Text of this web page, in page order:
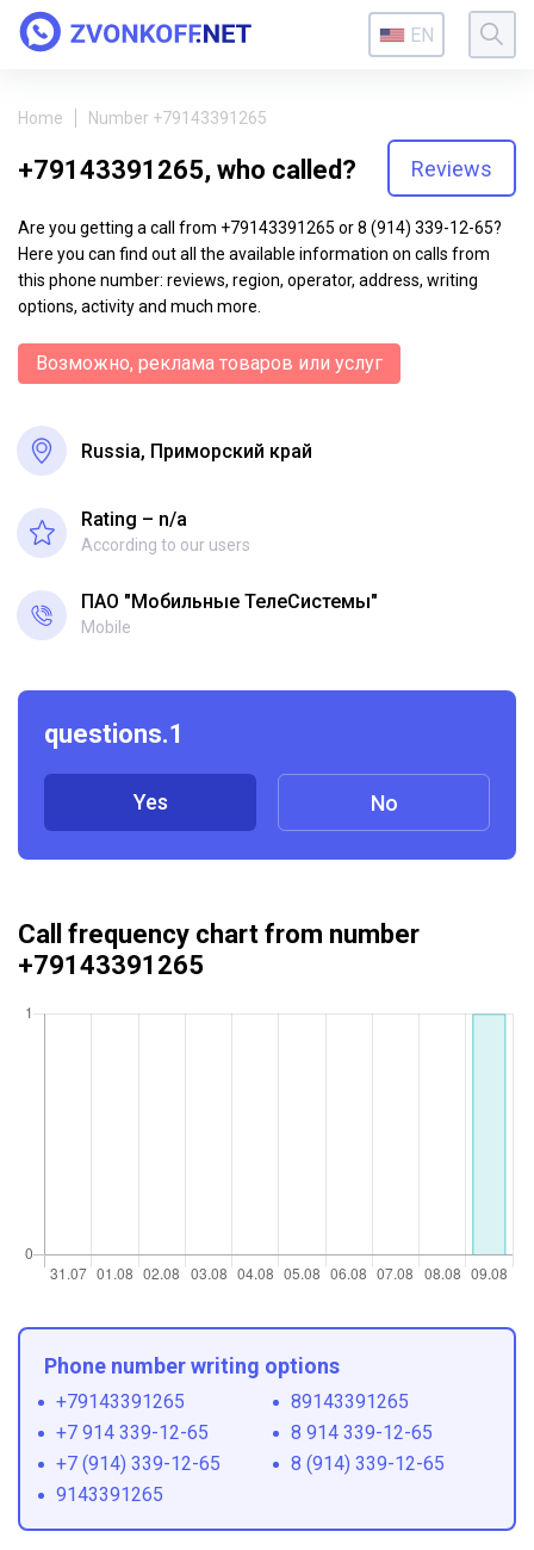
EN
Home Number +79143391265
+79143391265, who called? Reviews
Are you getting a call from +79143391265 or 8 (914) 339-12-65?
Here you can find out all the available information on calls from
this phone number: reviews, region, operator, address, writing
options, activity and much more.
Возможно, реклама товаров или услуг
Russia, Приморский край
Rating – n/a
According to our users
ПАО "Мобильные ТелеСистемы"
Mobile
questions.1
Yes No
Call frequency chart from number
+79143391265
Phone number writing options
+79143391265
89143391265
+7 914 339-12-65
8 914 339-12-65
+7 (914) 339-12-65
8 (914) 339-12-65
9143391265